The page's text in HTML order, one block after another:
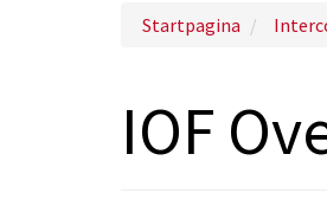
Startpagina
IOF